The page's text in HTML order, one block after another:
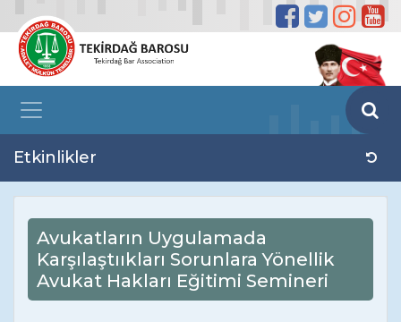
Etkinlikler
Avukatların Uygulamada
Karşılaştııkları Sorunlara Yönellik
Avukat Hakları Eğitimi Semineri